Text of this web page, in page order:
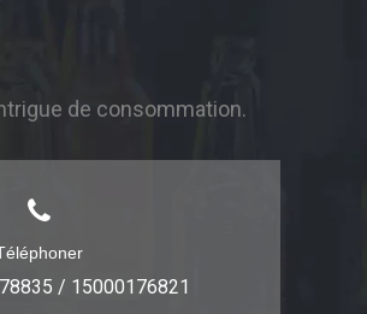
de consommation.
/ 15000176821